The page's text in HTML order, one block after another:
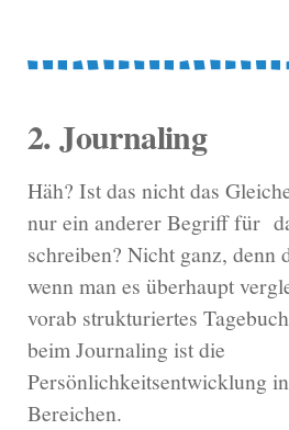
2. Journaling
Häh? Ist das nicht das
nur ein anderer Begriff für
schreiben? Nicht ganz, denn
wenn man es überhaupt
vorab strukturiertes
beim Journaling ist die
Persönlichkeitsentwicklung
Bereichen.